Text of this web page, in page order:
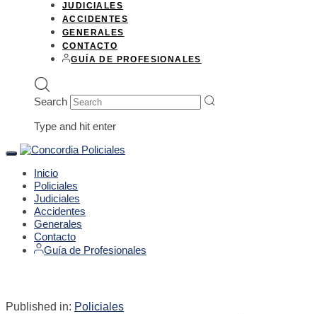
JUDICIALES
ACCIDENTES
GENERALES
CONTACTO
GUÍA DE PROFESIONALES
Search
Type and hit enter
Toggle
navigation
Inicio
Policiales
Judiciales
Accidentes
Generales
Contacto
Guía de Profesionales
Published in: Policiales